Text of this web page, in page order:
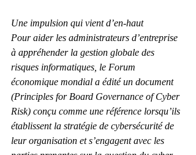
Une impulsion qui vient d’en-haut
Pour aider les administrateurs d’entreprise
à appréhender la gestion globale des
risques informatiques, le Forum
économique mondial a édité un document
(Principles for Board Governance of Cyber
Risk) conçu comme une référence lorsqu’ils
établissent la stratégie de cybersécurité de
leur organisation et s’engagent avec les